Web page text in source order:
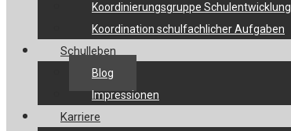
Koordinierungsgruppe Schulentwicklung
Koordination schulfachlicher Aufgaben
Schulleben
Blog
Impressionen
Karriere